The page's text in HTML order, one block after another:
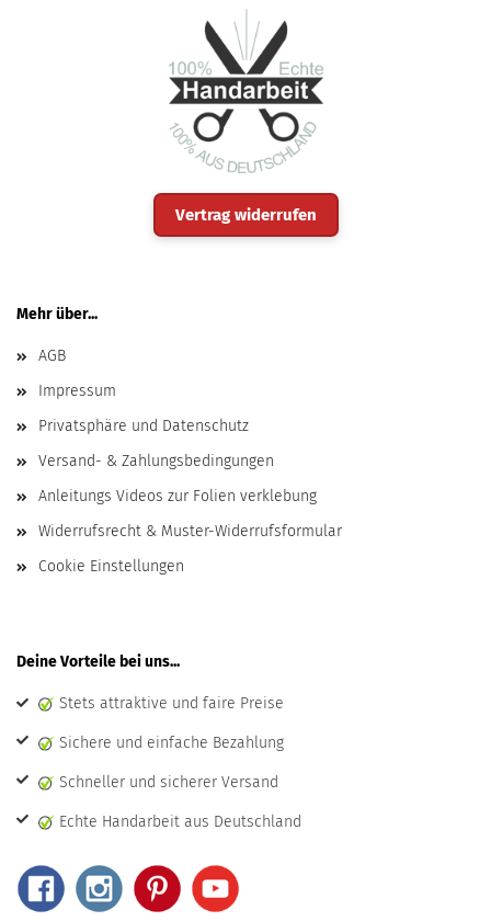
Vertrag widerrufen
Mehr über...
AGB
Impressum
Privatsphäre und Datenschutz
Versand- & Zahlungsbedingungen
Anleitungs Videos zur Folien verklebung
Widerrufsrecht & Muster-Widerrufsformular
Cookie Einstellungen
Deine Vorteile bei uns...
Stets attraktive und faire Preise
Sichere und einfache Bezahlung
Schneller und sicherer Versand
Echte Handarbeit aus Deutschland